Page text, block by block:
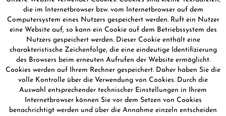
die im Internetbrowser bzw. vom Internetbrowser auf dem
Computersystem eines Nutzers gespeichert werden. Ruft ein Nutzer
eine Website auf, so kann ein Cookie auf dem Betriebssystem des
Nutzers gespeichert werden. Dieser Cookie enthält eine
charakteristische Zeichenfolge, die eine eindeutige Identifizierung
des Browsers beim erneuten Aufrufen der Website ermöglicht.
Cookies werden auf Ihrem Rechner gespeichert. Daher haben Sie die
volle Kontrolle über die Verwendung von Cookies. Durch die
Auswahl entsprechender technischer Einstellungen in Ihrem
Internetbrowser können Sie vor dem Setzen von Cookies
benachrichtigt werden und über die Annahme einzeln entscheiden